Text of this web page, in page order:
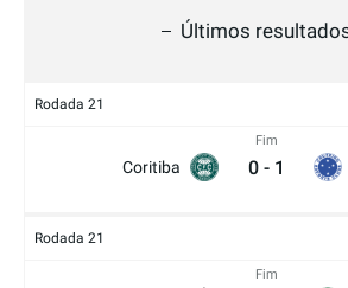
Últimos
Rodada 21
Coritiba
Fim
0 - 1
Rodada 21
Fim